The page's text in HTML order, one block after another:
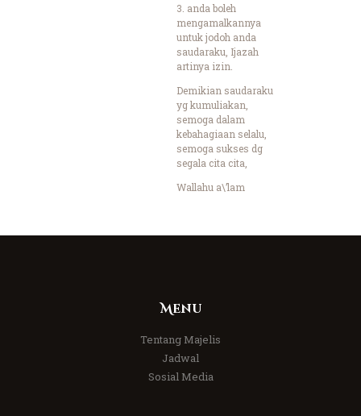
3. anda boleh
mengamalkannya
untuk jodoh anda
saudaraku, Ijazah
artinya izin.
Demikian saudaraku
yg kumuliakan,
semoga dalam
kebahagiaan selalu,
semoga sukses dg
segala cita cita,
Wallahu a\’lam
Menu
Tentang Majelis
Jadwal
Sosial Media